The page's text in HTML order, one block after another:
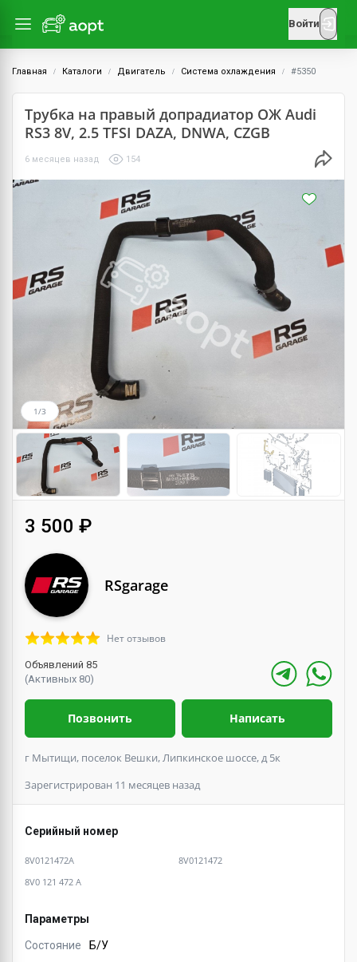
Войти
Главная Каталоги Двигатель Система охлаждения #5350
Трубка на правый допрадиатор ОЖ Audi
RS3 8V, 2.5 TFSI DAZA, DNWA, CZGB
6 месяцев назад 154
1/3
3 500 ₽
RSgarage
Нет отзывов
Объявлений 85
(Активных 80)
Позвонить Написать
г Мытищи, поселок Вешки, Липкинское шоссе, д 5к
Зарегистрирован 11 месяцев назад
Серийный номер
8V0121472A
8V0121472
8V0 121 472 A
Параметры
Состояние
Б/У